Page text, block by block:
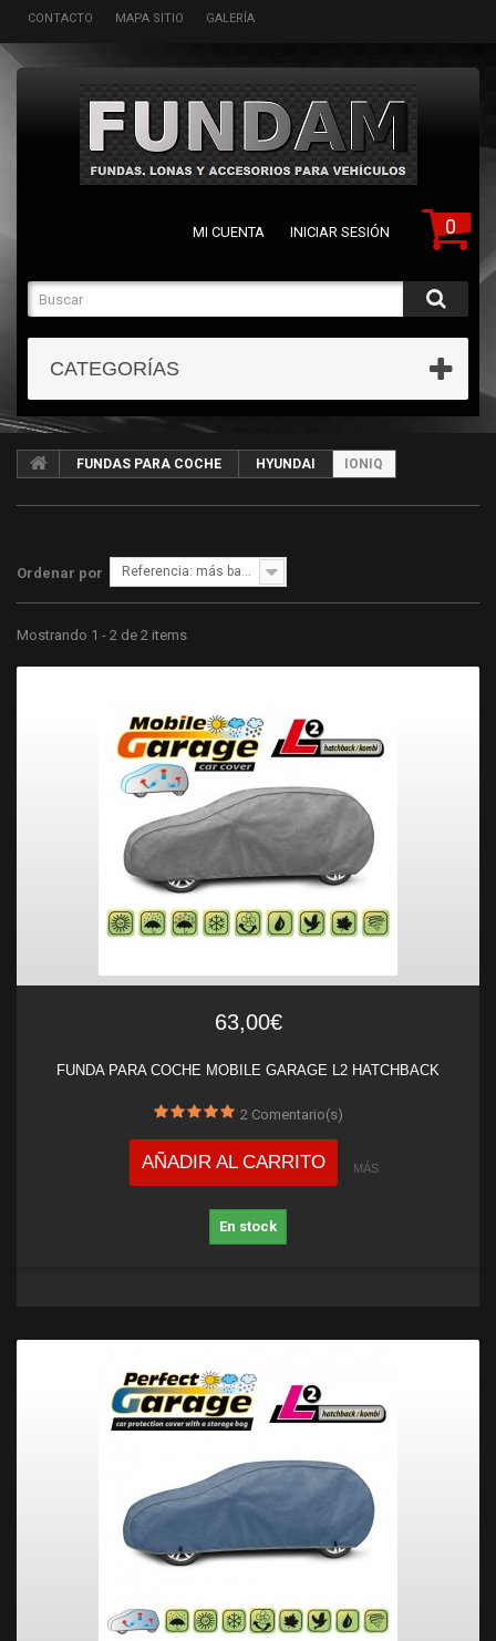
CONTACTO MAPA SITIO GALERÍA
0
MI CUENTA INICIAR SESIÓN
CATEGORÍAS
FUNDAS PARA COCHE HYUNDAI IONIQ
Ordenar por Referencia: más bajo primero
Mostrando 1 - 2 de 2 items
63,00€
FUNDA PARA COCHE MOBILE GARAGE L2 HATCHBACK
2Comentario(s)
AÑADIR AL CARRITO MÁS
En stock